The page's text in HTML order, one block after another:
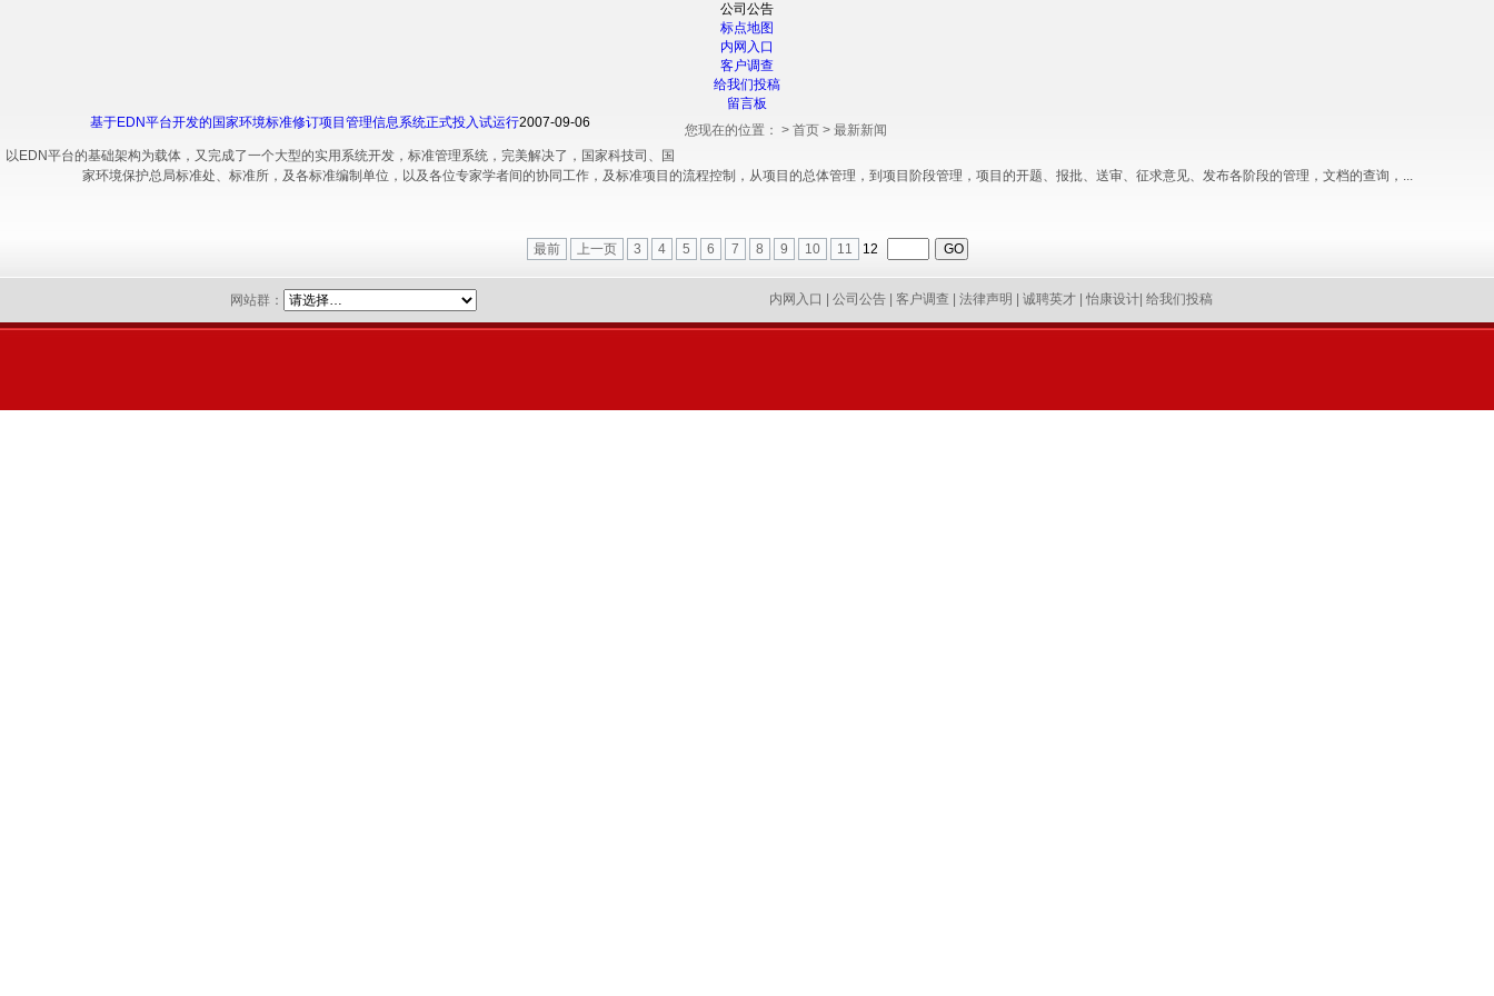
公司公告
标点地图
内网入口
客户调查
给我们投稿
留言板
您现在的位置： > 首页 > 最新新闻
基于EDN平台开发的国家环境标准修订项目管理信息系统正式投入试运行2007-09-06
以EDN平台的基础架构为载体，又完成了一个大型的实用系统开发，标准管理系统，完美解决了，国家科技司、国
家环境保护总局标准处、标准所，及各标准编制单位，以及各位专家学者间的协同工作，及标准项目的流程控制，从项目的总体管理，到项目阶段管理，项目的开题、报批、送审、征求意见、发布各阶段的管理，文档的查询，...
最前 上一页 3 4 5 6 7 8 9 10 11 12
网站群： 内网入口 公司公告 客户调查 法律声明 诚聘英才 怡康设计 给我们投稿